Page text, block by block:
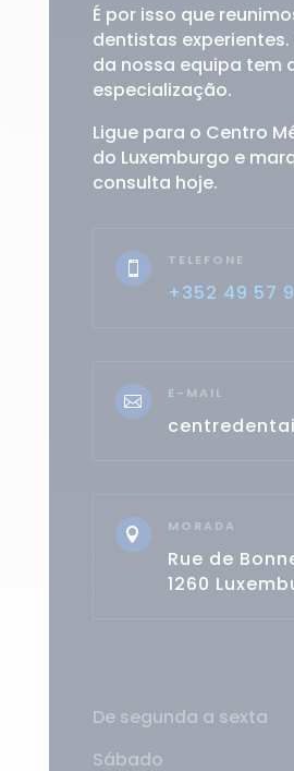
É por isso que
dentistas
da nossa equipa tem
especialização.
Ligue para o Centro
do Luxemburgo e
consulta hoje.
 TELEFONE
+352 49 57
 E-MAIL
 MORADA
Rue de
1260
De segunda a sexta
Sábado